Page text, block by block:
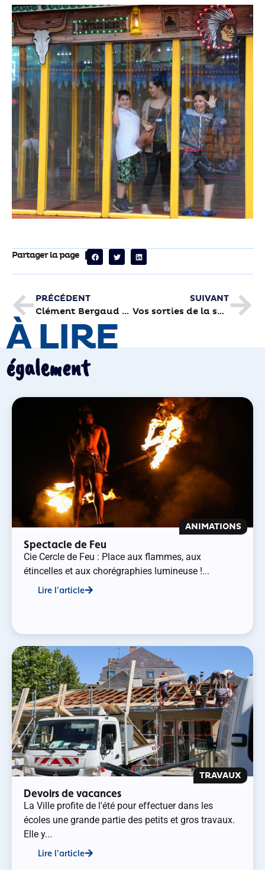
Partager la page
PRÉCÉDENT
Clément Bergaud cuisine maison au Théâtre
SUIVANT
Vos sorties de la semaine
À LIRE
également
ANIMATIONS
Spectacle de Feu
Cie Cercle de Feu : Place aux flammes, aux
étincelles et aux chorégraphies lumineuse !...
Lire l'article
TRAVAUX
Devoirs de vacances
La Ville profite de l'été pour effectuer dans les
écoles une grande partie des petits et gros travaux.
Elle y...
Lire l'article